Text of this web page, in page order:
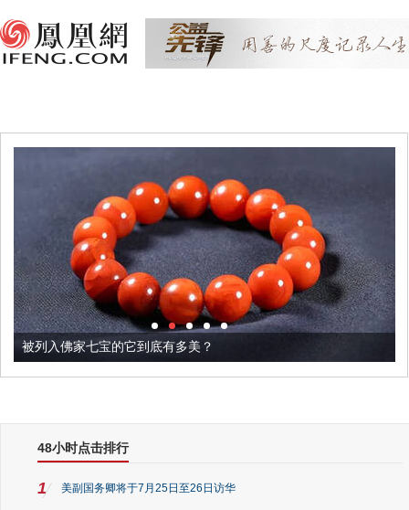
被列入佛家七宝的它到底有多美？
48小时点击排行
1 美副国务卿将于7月25日至26日访华